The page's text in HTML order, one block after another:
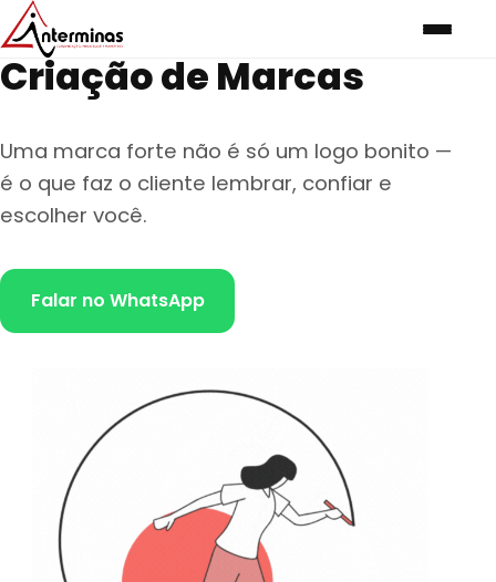
Criação de Marcas
Uma marca forte não é só um logo bonito —
é o que faz o cliente lembrar, confiar e
escolher você.
Falar no WhatsApp